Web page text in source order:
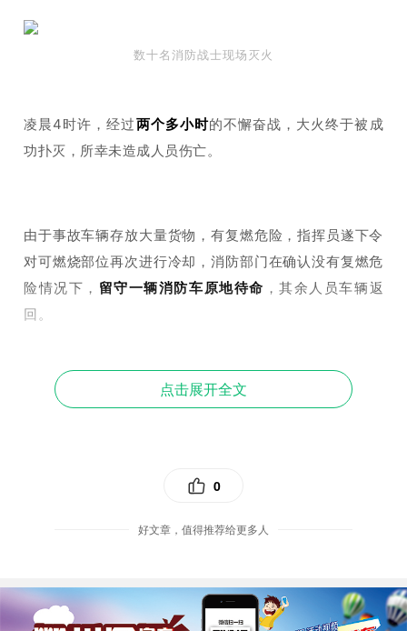
数十名消防战士现场灭火
凌晨4时许，经过两个多小时的不懈奋战，大火终于被成
功扑灭，所幸未造成人员伤亡。
由于事故车辆存放大量货物，有复燃危险，指挥员遂下令
对可燃烧部位再次进行冷却，消防部门在确认没有复燃危
险情况下， 留守一辆消防车原地待命 ，其余人员车辆返
回。
大火被控制
为什么会没有“车头”？
据事故车辆驾驶员描述，当时车辆正在高速上行驶，突然
他发现轮胎起火，便立即停车使用灭火器灭火，但火势已
点击展开全文
0
好文章，值得推荐给更多人